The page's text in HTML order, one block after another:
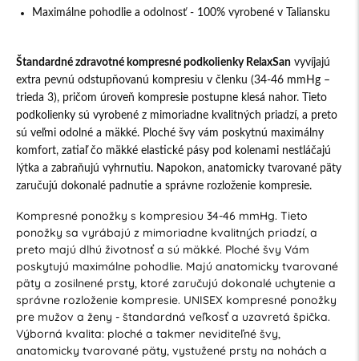
Maximálne pohodlie a odolnosť - 100% vyrobené v Taliansku
Štandardné zdravotné kompresné podkolienky RelaxSanvyvíjajú
extra pevnú odstupňovanú kompresiu v členku (34-46 mmHg –
trieda 3), pričom úroveň kompresie postupne klesá nahor. Tieto
podkolienky sú vyrobené z mimoriadne kvalitných priadzí, a preto
sú veľmi odolné a mäkké. Ploché švy vám poskytnú maximálny
komfort, zatiaľ čo mäkké elastické pásy pod kolenami nestláčajú
lýtka a zabraňujú vyhrnutiu. Napokon, anatomicky tvarované päty
zaručujú dokonalé padnutie a správne rozloženie kompresie.
Kompresné ponožky s kompresiou 34-46 mmHg. Tieto
ponožky sa vyrábajú z mimoriadne kvalitných priadzí, a
preto majú dlhú životnosť a sú mäkké. Ploché švy Vám
poskytujú maximálne pohodlie. Majú anatomicky tvarované
päty a zosilnené prsty, ktoré zaručujú dokonalé uchytenie a
správne rozloženie kompresie. UNISEX kompresné ponožky
pre mužov a ženy - štandardná veľkosť a uzavretá špička.
Výborná kvalita: ploché a takmer neviditeľné švy,
anatomicky tvarované päty, vystužené prsty na nohách a